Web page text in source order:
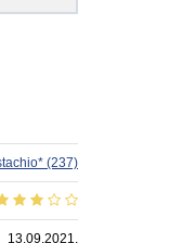
(237)
13.09.2021.